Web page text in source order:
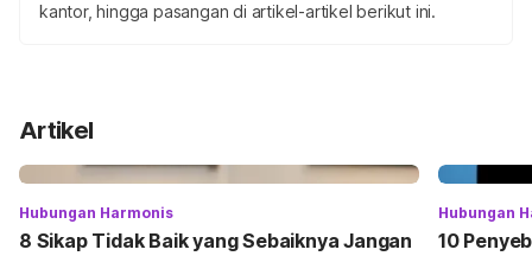
kantor, hingga pasangan di artikel-artikel berikut ini.
Artikel
Hubungan Harmonis
8 Sikap Tidak Baik yang Sebaiknya Jangan
Hubungan
10